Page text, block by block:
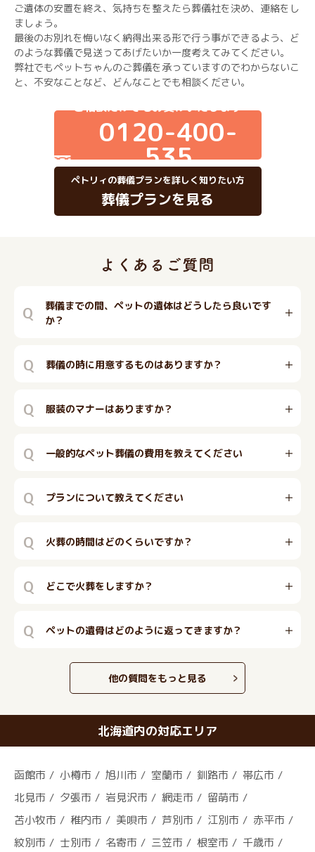
ご遺体の安置を終え、気持ちを整えたら葬儀社を決め、連絡をし
ましょう。
最後のお別れを悔いなく納得出来る形で行う事ができるよう、ど
のような葬儀で見送ってあげたいか一度考えてみてください。
弊社でもペットちゃんのご葬儀を承っていますのでわからないこ
と、不安なことなど、どんなことでも相談ください。
ご相談だけでもお受けいたします
0120-400-
535
ペトリィの葬儀プランを詳しく知りたい方
葬儀プランを見る
Q
葬儀までの間、ペットの遺体はどうしたら良いです
か？
Q 葬儀の時に用意するものはありますか？
Q 服装のマナーはありますか？
Q 一般的なペット葬儀の費用を教えてください
Q プランについて教えてください
Q 火葬の時間はどのくらいですか？
Q どこで火葬をしますか？
Q ペットの遺骨はどのように返ってきますか？
他の質問をもっと見る
北海道内の対応エリア
函館市 小樽市 旭川市 室蘭市 釧路市
帯広市
北見市
夕張市 岩見沢市 網走市
留萌市
苫小牧市
稚内市 美唄市 芦別市 江別市
赤平市
紋別市
士別市 名寄市 三笠市 根室市
千歳市